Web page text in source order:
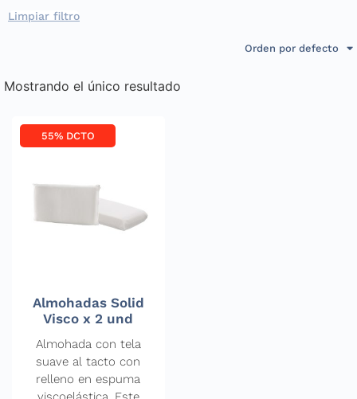
Limpiar filtro
Orden por defecto
Mostrando el único resultado
55% DCTO
Almohadas Solid
Visco x 2 und
Almohada con tela
suave al tacto con
relleno en espuma